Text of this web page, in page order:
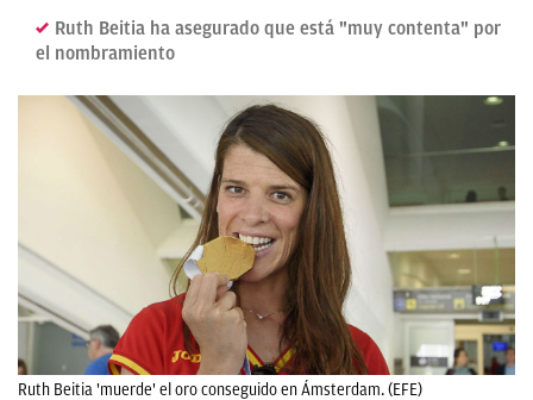
Ruth Beitia ha asegurado que está "muy contenta" por
el nombramiento
Ruth Beitia 'muerde' el oro conseguido en Ámsterdam. (EFE)